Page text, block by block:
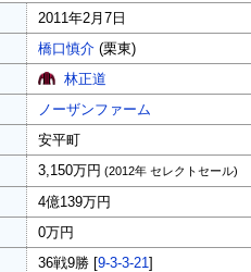
2011年2月7日
橋口慎介 (栗東)
林正道
ノーザンファーム
安平町
3,150万円 (2012年 セレクトセール)
4億139万円
0万円
36戦9勝 [9-3-3-21]